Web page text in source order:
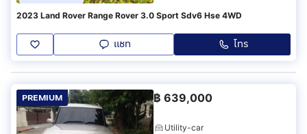
2023 Land Rover Range Rover 3.0 Sport Sdv6 Hse 4WD
แชท โทร
PREMIUM ฿ 639,000
Utility-car